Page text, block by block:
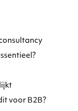
voor B2B?